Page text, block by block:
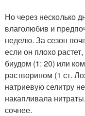
Но через несколько
влаголюбив и
неделю. За сезон
если он плохо
биудом (1: 20) или
растворином (1 ст.
натриевую селитру
накапливала
сочнее.